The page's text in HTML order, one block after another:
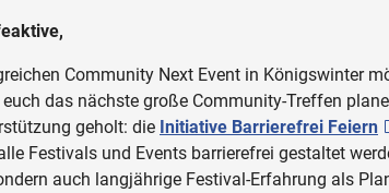
Community Next Event in Königswinter
das nächste große Community-Treffen
geholt: die Initiative Barrierefrei Feiern
Festivals und Events barrierefrei gestaltet
auch langjährige Festival-Erfahrung als